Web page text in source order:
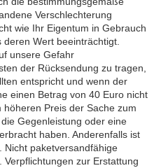
Verschlechterung
wie Ihr Eigentum in Gebrauch
Wert beeinträchtigt.
unsere Gefahr
der Rücksendung zu tragen,
entspricht und wenn der
einen Betrag von 40 Euro nicht
Preis der Sache zum
Gegenleistung oder eine
haben. Anderenfalls ist
Nicht paketversandfähige
zur Erstattung